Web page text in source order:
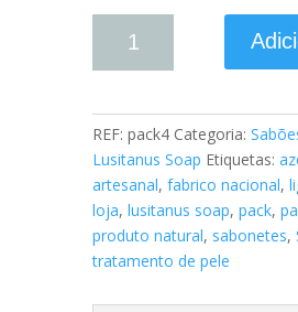
Pack
Sabão
Natural
100g
REF: pack4 Categoria:
Lusitanus Soap Etiquetas:
artesanal, fabrico nacional,
loja, lusitanus soap, pack,
produto natural, sabonetes,
tratamento de pele